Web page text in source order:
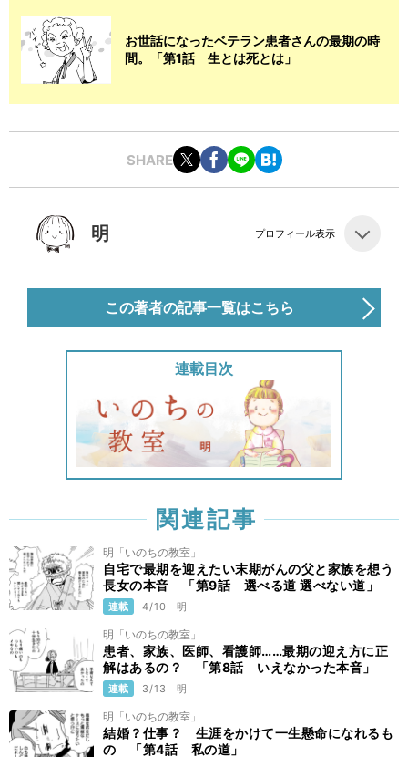
お世話になったベテラン患者さんの最期の時
間。「第1話 生とは死とは」
SHARE
明 プロフィール表示
この著者の記事一覧はこちら
連載目次
関連記事
明「いのちの教室」
自宅で最期を迎えたい末期がんの父と家族を想う
長女の本音 「第9話 選べる道 選べない道」
連載 4/10 明
明「いのちの教室」
患者、家族、医師、看護師……最期の迎え方に正
解はあるの？ 「第8話 いえなかった本音」
連載 3/13 明
明「いのちの教室」
結婚？仕事？ 生涯をかけて一生懸命になれるも
の 「第4話 私の道」